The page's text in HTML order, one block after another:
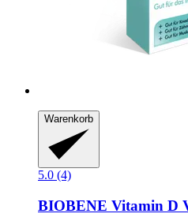
Warenkorb
5.0 (4)
BIOBENE Vitamin D